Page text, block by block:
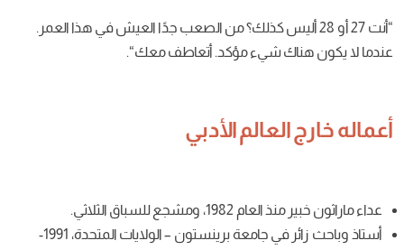
كذلك؟ من الصعب جدًاالعيش فيهذاالعمر.
شيء مؤكد.أتعاطفمعك“.
الأدبي
للسباق الثلاثي.
أستاذ وباحث زائر في جامعة برينستون – الولايات المتحدة، 1991-